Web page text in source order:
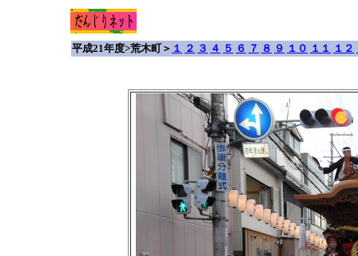
平成21年度>荒木町＞ １ ２ ３ ４ ５ ６ ７ ８ ９ １０ １１ １２